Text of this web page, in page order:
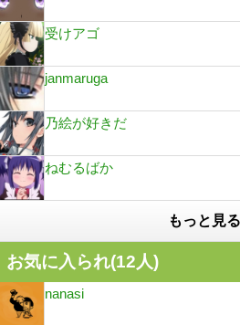
受けアゴ
janmaruga
乃絵が好きだ
ねむるばか
もっと見る
お気に入られ(12人)
nanasi